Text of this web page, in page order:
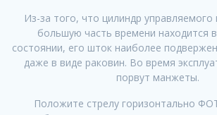
Из-за того, что цилиндр
большую часть времени находится
состоянии, его шток наиболее
даже в виде раковин. Во время
порвут манжеты.
Положите стрелу горизонтально